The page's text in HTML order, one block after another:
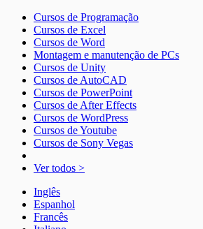
Cursos de Programação
Cursos de Excel
Cursos de Word
Montagem e manutenção de PCs
Cursos de Unity
Cursos de AutoCAD
Cursos de PowerPoint
Cursos de After Effects
Cursos de WordPress
Cursos de Youtube
Cursos de Sony Vegas
Ver todos >
Inglês
Espanhol
Francês